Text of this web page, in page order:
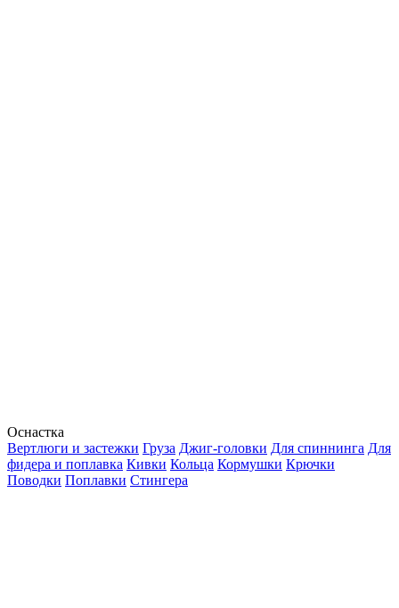
Оснастка
Вертлюги и застежки Груза Джиг-головки Для спиннинга Для
фидера и поплавка Кивки Кольца Кормушки Крючки
Поводки Поплавки Стингера